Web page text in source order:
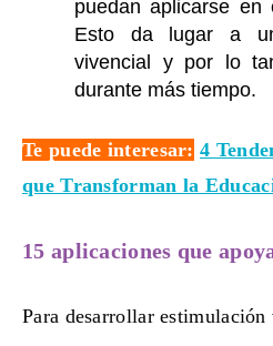
puedan aplicarse en
Esto da lugar a un
vivencial y por lo
durante más tiempo.
Te puede interesar: 4
que Transforman la
15 aplicaciones que
Para desarrollar